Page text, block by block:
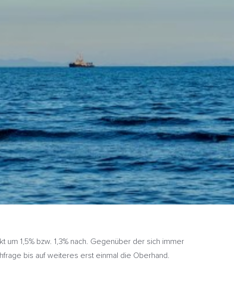
1,5% bzw. 1,3% nach. Gegenüber der sich immer
bis auf weiteres erst einmal die Oberhand.